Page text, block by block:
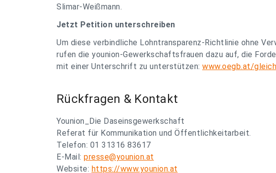
Slimar-Weißmann.
Jetzt Petition unterschreiben
Um diese verbindliche Lohntransparenz-Richtlinie ohne
rufen die younion-Gewerkschaftsfrauen dazu auf, die
mit einer Unterschrift zu unterstützen: www.oegb.at/
Rückfragen & Kontakt
Younion_Die Daseinsgewerkschaft
Referat für Kommunikation und Öffentlichkeitarbeit.
Telefon: 01 31316 83617
E-Mail: presse@younion.at
Website: https://www.younion.at